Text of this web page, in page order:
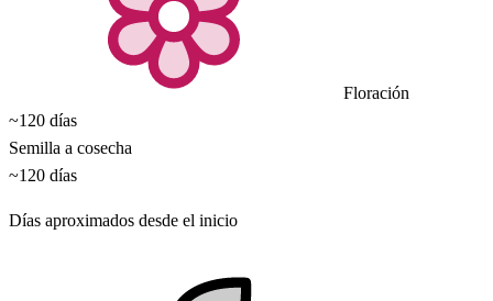
Floración
~120 días
Semilla a cosecha
~120 días
Días aproximados desde el inicio